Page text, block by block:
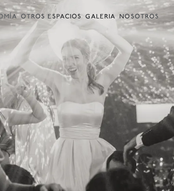
OTROS ESPACIOS GALERIA NOSOTROS